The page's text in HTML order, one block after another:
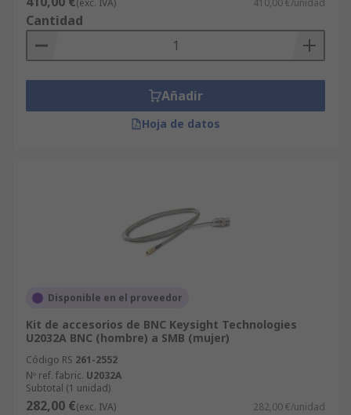
para localizar las páginas de soporte. La Zona
Técnica de RS cuenta con más de 100.000
documentos que proporcionan información
para BNC y sus usos, así como especificaciones y
(exc. IVA) 410,00 €/unidad
Cantidad
Añadir
Hoja de datos
Disponible en el proveedor
Kit de accesorios de BNC Keysight Technologies
U2032A BNC (hombre) a SMB (mujer)
Código RS 261-2552
Nº ref. fabric. U2032A
Subtotal (1 unidad)
282,00 €(exc. IVA) 282,00 €/unidad